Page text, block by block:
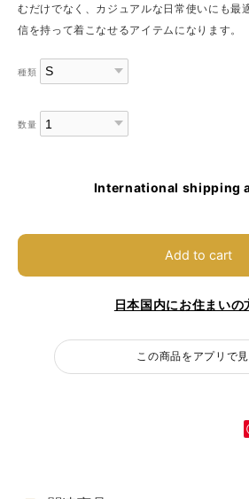
むだけでなく、カジュアルな日常使いにも最
信を持って着こなせるアイテムになります。
種類
数量
International shipping
Add to cart
日本国内にお住まいの
この商品をアプリで